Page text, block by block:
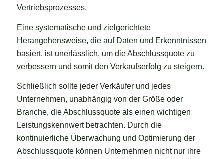
Vertriebsprozesses.
Eine systematische und zielgerichtete
Herangehensweise, die auf Daten und Erkenntnissen
basiert, ist unerlässlich, um die Abschlussquote zu
verbessern und somit den Verkaufserfolg zu steigern.
Schließlich sollte jeder Verkäufer und jedes
Unternehmen, unabhängig von der Größe oder
Branche, die Abschlussquote als einen wichtigen
Leistungskennwert betrachten. Durch die
kontinuierliche Überwachung und Optimierung der
Abschlussquote können Unternehmen nicht nur ihre